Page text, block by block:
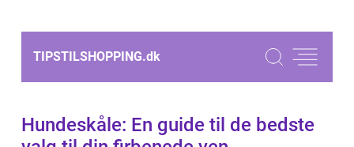
TIPSTILSHOPPING.dk
Hundeskåle: En guide til de bedste